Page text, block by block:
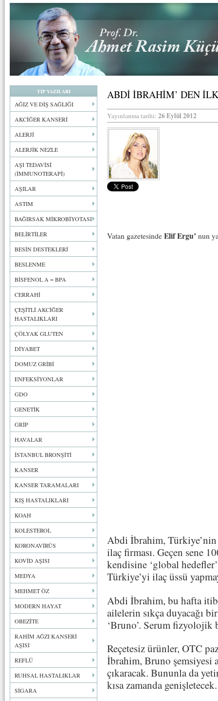
TIP YAZILARI
AĞIZ VE DİŞ SAĞLIĞI
AKCİĞER KANSERİ
ALERJİ
ALERJİK NEZLE
AŞI TEDAVİSİ
(İMMUNOTERAPİ)
AŞILAR
ASTIM
BAĞIRSAK MİKROBİYOTASI
BELİRTİLER
BESİN DESTEKLERİ
BESLENME
BİSFENOL A = BPA
CERRAHİ
ÇEŞİTLİ AKCİĞER
HASTALIKLARI
ÇÖLYAK GLUTEN
DİYABET
DOMUZ GRİBİ
ENFEKSİYONLAR
GDO
GENETİK
GRİP
HAVALAR
İSTANBUL BRONŞİTİ
KANSER
KANSER TARAMALARI
KIŞ HASTALIKLARI
KOAH
KOLESTEROL
KORONAVİRÜS
KOVİD AŞISI
MEDYA
MEHMET ÖZ
MODERN HAYAT
OBEZİTE
RAHİM AĞZI KANSERİ
AŞISI
REFLÜ
RUHSAL HASTALIKLAR
SİGARA
ABDİ İBRAHİM’ DEN
Yayınlanma tarihi: 26 Eylül 2012
Vatan gazetesinde Elif Ergu’ nun
Abdi İbrahim,
ilaç firması. Geçen sene
kendisine ‘global
Türkiye’yi ilaç üssü
Abdi İbrahim, bu hafta
ailelerin sıkça duyacağı
‘Bruno’. Serum fizyolojik
Reçetesiz ürünler, OTC
İbrahim, Bruno şemsiyesi
çıkaracak. Bununla da
kısa zamanda genişletecek.